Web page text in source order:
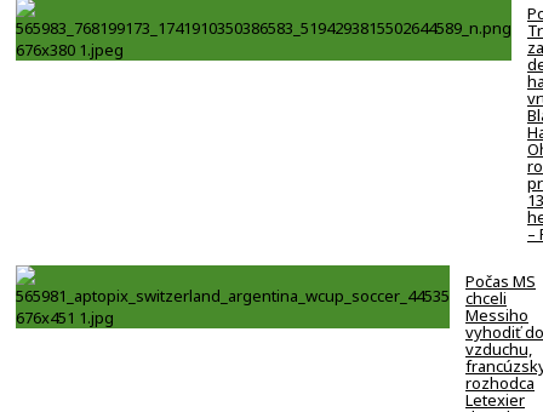
–
Počas MS
chceli
Messiho
vyhodiť do
vzduchu,
rozhodca
Letexier